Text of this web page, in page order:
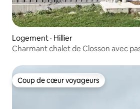
Logement · Hillier
Charmant chalet de Closson avec
Coup de cœur voyageurs
Coup de cœur voyageurs